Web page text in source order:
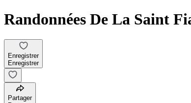
Randonnées De La Saint
Enregistrer
Enregistrer
Partager